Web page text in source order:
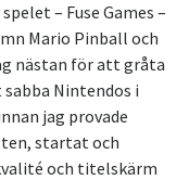
– Fuse Games –
Mario Pinball och
nästan för att gråta
Nintendos i
jag provade
startat och
och titelskärm